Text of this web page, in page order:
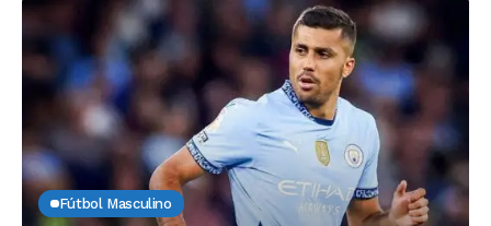
Fútbol Masculino